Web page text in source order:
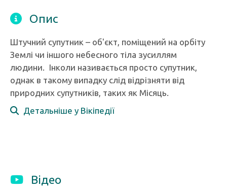
Опис
Штучний супутник – об'єкт, поміщений на орбіту
Землі чи іншого небесного тіла зусиллям
людини. Інколи називається просто супутник,
однак в такому випадку слід відрізняти від
природних супутників, таких як Місяць.
Детальніше у Вікіпедії
Відео